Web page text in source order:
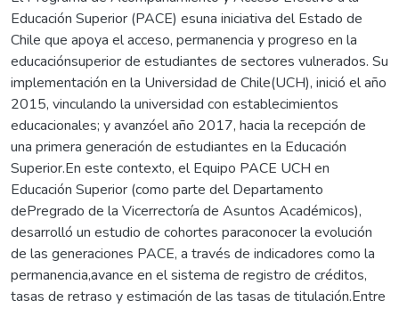
Educación Superior (PACE) esuna iniciativa del Estado de
Chile que apoya el acceso, permanencia y progreso en la
educaciónsuperior de estudiantes de sectores vulnerados. Su
implementación en la Universidad de Chile(UCH), inició el año
2015, vinculando la universidad con establecimientos
educacionales; y avanzóel año 2017, hacia la recepción de
una primera generación de estudiantes en la Educación
Superior.En este contexto, el Equipo PACE UCH en
Educación Superior (como parte del Departamento
dePregrado de la Vicerrectoría de Asuntos Académicos),
desarrolló un estudio de cohortes paraconocer la evolución
de las generaciones PACE, a través de indicadores como la
permanencia,avance en el sistema de registro de créditos,
tasas de retraso y estimación de las tasas de titulación.Entre